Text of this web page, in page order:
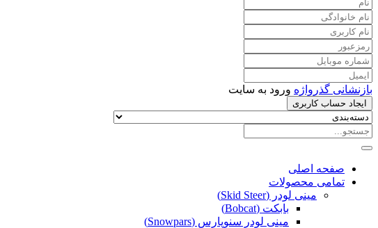
بازنشانی گذرواژه ورود به سایت
ایجاد حساب کاربری
صفحه اصلی
تمامی محصولات
مینی لودر (Skid Steer)
بابکت (Bobcat)
مینی لودر سنوپارس (Snowpars)